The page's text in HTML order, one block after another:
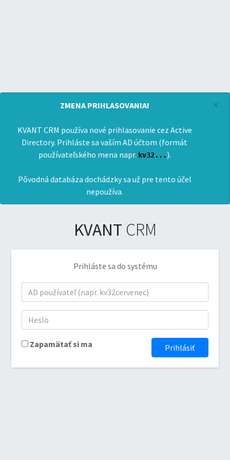
ZMENA PRIHLASOVANIA!
KVANT CRM používa nové prihlasovanie cez Active
Directory. Prihláste sa vaším AD účtom (formát
používateľského mena napr. kv32...).
Pôvodná databáza dochádzky sa už pre tento účel
nepoužíva.
×
KVANT CRM
Prihláste sa do systému
Zapamätať si ma Prihlásiť